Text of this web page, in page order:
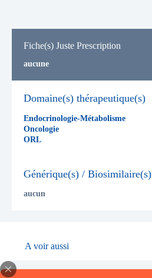
Fiche(s) Juste Prescription
aucune
Domaine(s) thérapeutique(s)
Endocrinologie-Métabolisme
Oncologie
ORL
Générique(s) / Biosimilaire(s)
aucun
A voir aussi